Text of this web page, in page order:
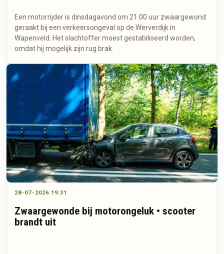
Een motorrijder is dinsdagavond om 21.00 uur zwaargewond
geraakt bij een verkeersongeval op de Werverdijk in
Wapenveld. Het slachtoffer moest gestabiliseerd worden,
omdat hij mogelijk zijn rug brak.
28-07-2026 19:31
Zwaargewonde bij motorongeluk • scooter
brandt uit